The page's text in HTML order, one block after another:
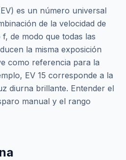
es un número universal
de la velocidad de
de modo que todas las
la misma exposición
como referencia para la
EV 15 corresponde a la
diurna brillante. Entender el
manual y el rango